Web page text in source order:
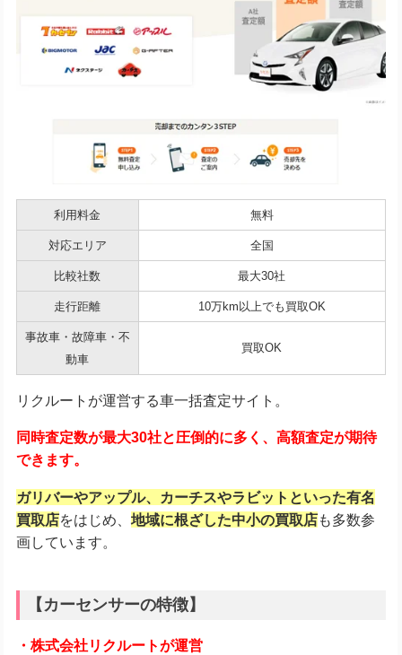
利用料金 無料
対応エリア 全国
比較社数 最大30社
走行距離 10万km以上でも買取OK
事故車・故障車・不
動車
買取OK
リクルートが運営する車一括査定サイト。
同時査定数が最大30社と圧倒的に多く、高額査定が期待
できます。
ガリバーやアップル、カーチスやラビットといった有名
買取店をはじめ、 地域に根ざした中小の買取店も多数参
画しています。
【カーセンサーの特徴】
・株式会社リクルートが運営